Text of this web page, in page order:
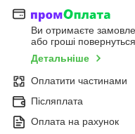
Ви отримаєте
або гроші
Детальніше
Оплатити частинами
Післяплата
Оплата на рахунок